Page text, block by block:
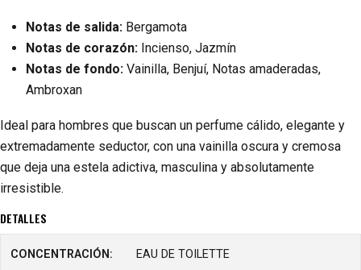
Notas de salida: Bergamota
Notas de corazón: Incienso, Jazmín
Notas de fondo: Vainilla, Benjuí, Notas amaderadas,
Ambroxan
Ideal para hombres que buscan un perfume cálido, elegante y
extremadamente seductor, con una vainilla oscura y cremosa
que deja una estela adictiva, masculina y absolutamente
irresistible.
DETALLES
CONCENTRACIÓN: EAU DE TOILETTE